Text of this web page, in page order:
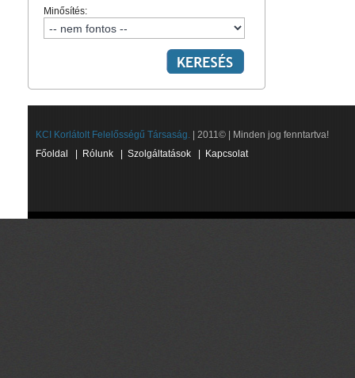
Minősítés:
KCI Korlátolt Felelősségű Társaság. | 2011© | Minden jog fenntartva!
Főoldal
Rólunk Szolgáltatások Kapcsolat